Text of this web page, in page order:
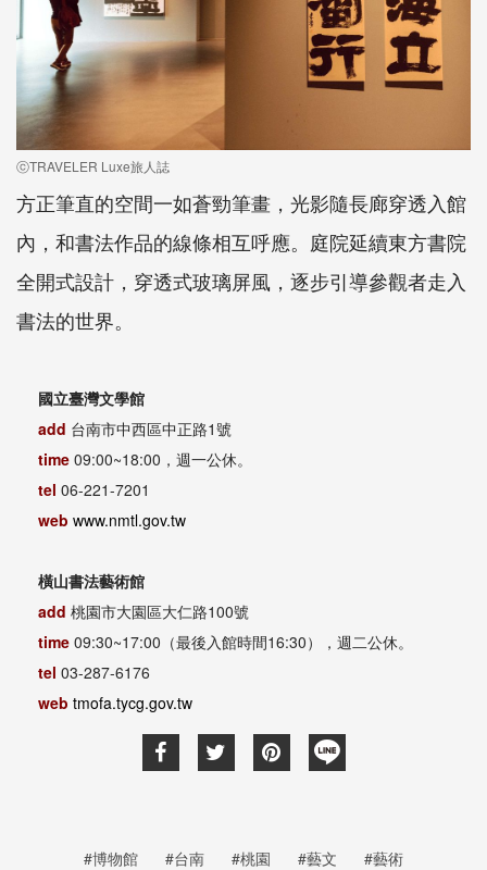
ⓒTRAVELER Luxe旅人誌
方正筆直的空間一如蒼勁筆畫，光影隨長廊穿透入館
內，和書法作品的線條相互呼應。庭院延續東方書院
全開式設計，穿透式玻璃屏風，逐步引導參觀者走入
書法的世界。
國立臺灣文學館
add 台南市中西區中正路1號
time 09:00~18:00，週一公休。
tel 06-221-7201
web www.nmtl.gov.tw
橫山書法藝術館
add 桃園市大園區大仁路100號
time 09:30~17:00（最後入館時間16:30），週二公休。
tel 03-287-6176
web tmofa.tycg.gov.tw
#博物館 #台南 #桃園 #藝文 #藝術